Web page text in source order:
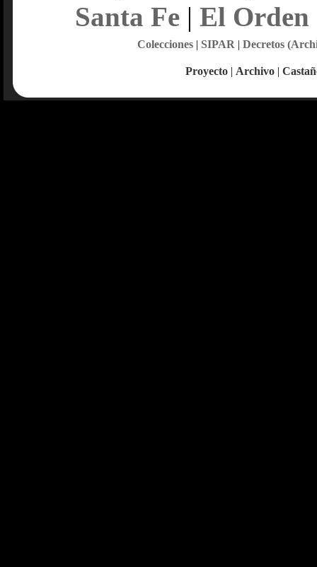
Santa Fe| El Orden
Colecciones| SIPAR | Decretos
Proyecto | Archivo |